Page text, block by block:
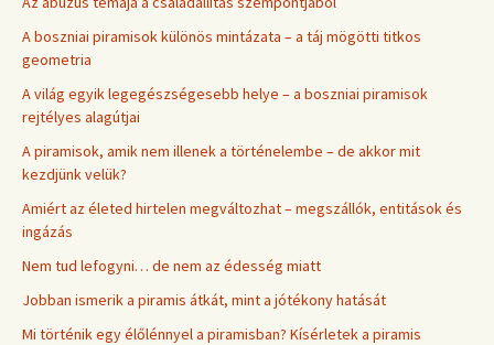
A boszniai piramisok különös mintázata – a táj mögötti titkos
geometria
A világ egyik legegészségesebb helye – a boszniai piramisok
rejtélyes alagútjai
A piramisok, amik nem illenek a történelembe – de akkor mit
kezdjünk velük?
Amiért az életed hirtelen megváltozhat – megszállók, entitások és
ingázás
Nem tud lefogyni… de nem az édesség miatt
Jobban ismerik a piramis átkát, mint a jótékony hatását
Mi történik egy élőlénnyel a piramisban? Kísérletek a piramis